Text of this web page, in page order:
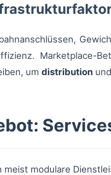
Marketplace-
um distribution und
modulare